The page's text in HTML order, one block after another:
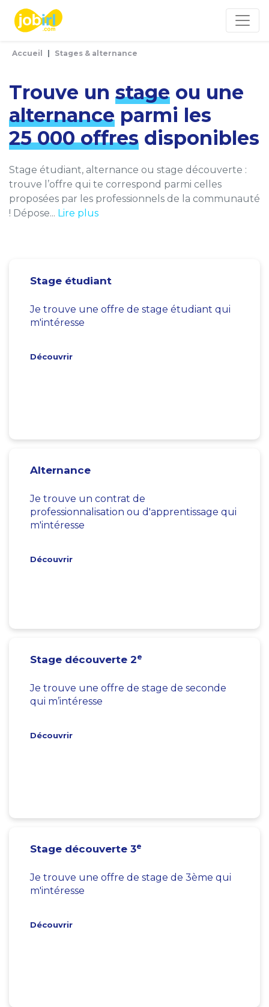
Accueil Stages & alternance
Trouve un stage ou une
alternance parmi les
25 000 offres disponibles
Stage étudiant, alternance ou stage découverte :
trouve l’offre qui te correspond parmi celles
proposées par les professionnels de la communauté
! Dépose... Lire plus
Stage étudiant
Je trouve une offre de stage étudiant qui
m'intéresse
Découvrir
Alternance
Je trouve un contrat de
professionnalisation ou d'apprentissage qui
m'intéresse
Découvrir
Stage découverte 2e
Je trouve une offre de stage de seconde
qui m’intéresse
Découvrir
Stage découverte 3e
Je trouve une offre de stage de 3ème qui
m'intéresse
Découvrir
Panneau de gestion des cookies